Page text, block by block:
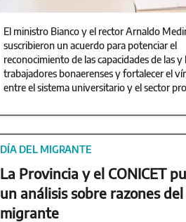
El ministro Bianco y el rector Arnaldo
suscribieron un acuerdo para potenciar el
reconocimiento de las capacidades de las y
trabajadores bonaerenses y fortalecer el
entre el sistema universitario y el sector
DÍA DEL MIGRANTE
La Provincia y el CONICET
un análisis sobre razones
migrante